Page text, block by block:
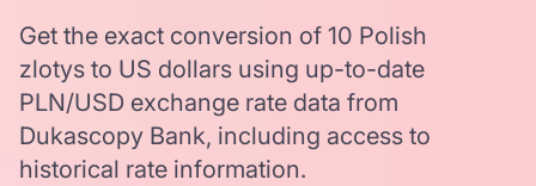
Get the exact conversion of 10 Polish
zlotys to US dollars using up-to-date
PLN/USD exchange rate data from
Dukascopy Bank, including access to
historical rate information.